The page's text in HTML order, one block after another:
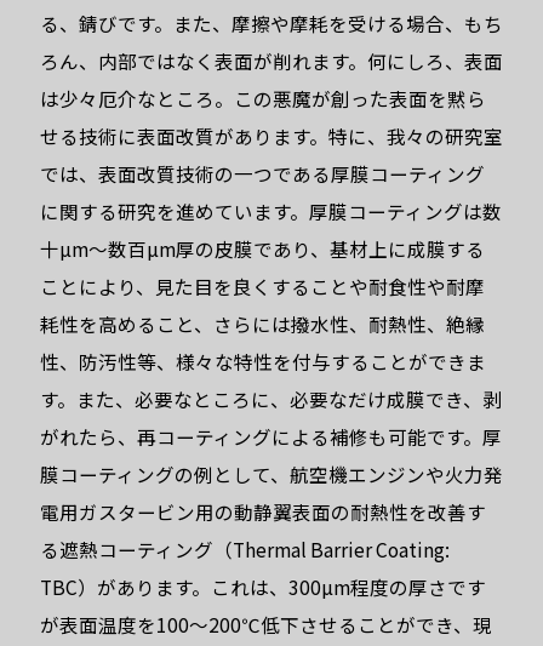
る、錆びです。また、摩擦や摩耗を受ける場合、もち
ろん、内部ではなく表面が削れます。何にしろ、表面
は少々厄介なところ。この悪魔が創った表面を黙ら
せる技術に表面改質があります。特に、我々の研究室
では、表面改質技術の一つである厚膜コーティング
に関する研究を進めています。厚膜コーティングは数
十µm～数百µm厚の皮膜であり、基材上に成膜する
ことにより、見た目を良くすることや耐食性や耐摩
耗性を高めること、さらには撥水性、耐熱性、絶縁
性、防汚性等、様々な特性を付与することができま
す。また、必要なところに、必要なだけ成膜でき、剥
がれたら、再コーティングによる補修も可能です。厚
膜コーティングの例として、航空機エンジンや火力発
電用ガスタービン用の動静翼表面の耐熱性を改善す
る遮熱コーティング（Thermal Barrier Coating:
TBC）があります。これは、300µm程度の厚さです
が表面温度を100～200℃低下させることができ、現